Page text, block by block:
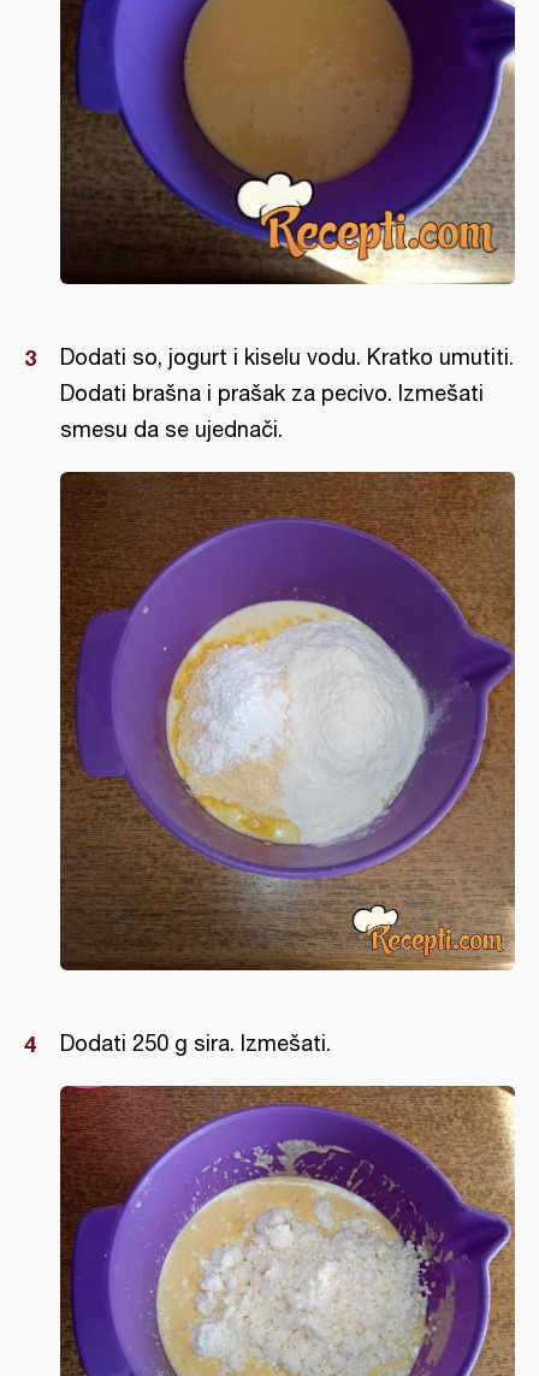
Dodati so, jogurt i kiselu vodu. Kratko umutiti.
Dodati brašna i prašak za pecivo. Izmešati
smesu da se ujednači.
Dodati 250 g sira. Izmešati.